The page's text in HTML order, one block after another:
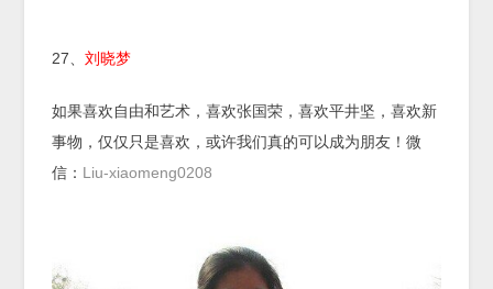
27、刘晓梦
如果喜欢自由和艺术，喜欢张国荣，喜欢平井坚，喜欢新
事物，仅仅只是喜欢，或许我们真的可以成为朋友！微
信： Liu-xiaomeng0208